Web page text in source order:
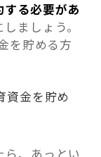
する必要があ
ましょう。
を貯める方
資金を貯め
、あっとい